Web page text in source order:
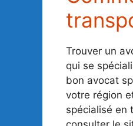
Trouver un
qui se
bon avocat
votre région
spécialisé en